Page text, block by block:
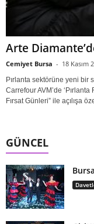
Arte
Cemiyet Bursa - 18 Kasım
Pırlanta sektörüne yeni bir
Carrefour AVM’de ‘Pırlanta
Fırsat Günleri” ile açılışa
GÜNCEL